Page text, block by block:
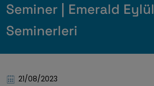
Seminer | Emerald Eylül
Seminerleri
21/08/2023